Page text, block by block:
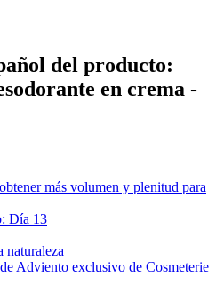
del producto:
en crema -
más volumen y plenitud para
Día 13
Adviento exclusivo de Cosmeterie